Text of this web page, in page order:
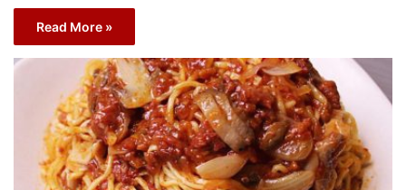
Read More »